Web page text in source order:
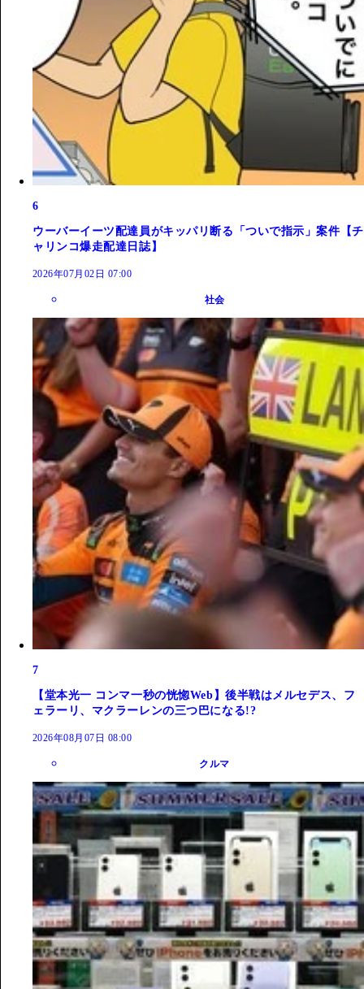
6
ウーバーイーツ配達員がキッパリ断る「ついで指示」案件【チ
ャリンコ爆走配達日誌】
2026年07月02日 07:00
社会
7
【堂本光一 コンマ一秒の恍惚Web】後半戦はメルセデス、フ
ェラーリ、マクラーレンの三つ巴になる!?
2026年08月07日 08:00
クルマ